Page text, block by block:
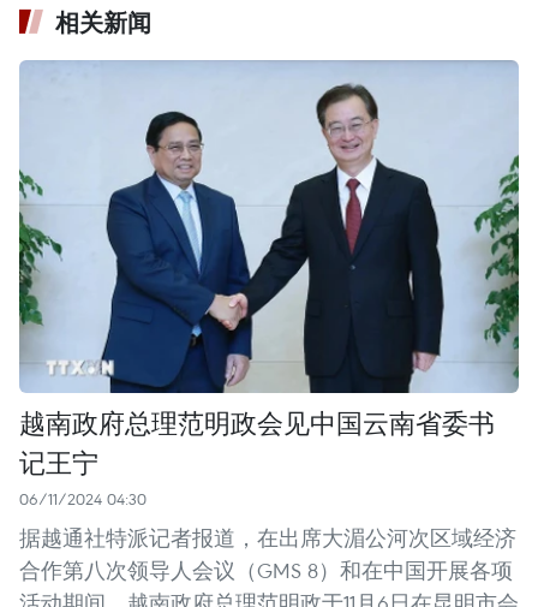
相关新闻
越南政府总理范明政会见中国云南省委书
记王宁
06/11/2024 04:30
据越通社特派记者报道，在出席大湄公河次区域经济
合作第八次领导人会议（GMS 8）和在中国开展各项